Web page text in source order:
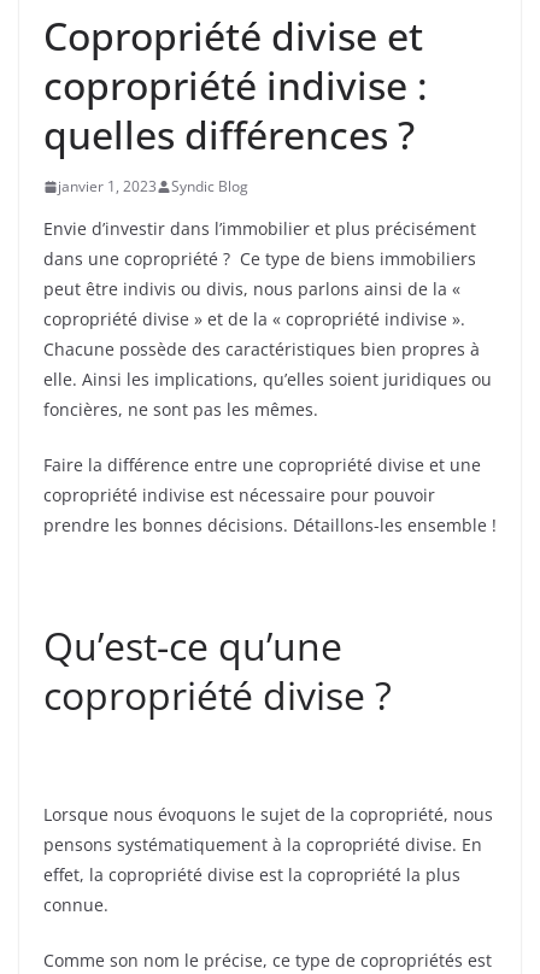
Copropriété divise et
copropriété indivise :
quelles différences ?
janvier 1, 2023 Syndic Blog
Envie d’investir dans l’immobilier et plus précisément
dans une copropriété ? Ce type de biens immobiliers
peut être indivis ou divis, nous parlons ainsi de la «
copropriété divise » et de la « copropriété indivise ».
Chacune possède des caractéristiques bien propres à
elle. Ainsi les implications, qu’elles soient juridiques ou
foncières, ne sont pas les mêmes.
Faire la différence entre une copropriété divise et une
copropriété indivise est nécessaire pour pouvoir
prendre les bonnes décisions. Détaillons-les ensemble !
Qu’est-ce qu’une
copropriété divise ?
Lorsque nous évoquons le sujet de la copropriété, nous
pensons systématiquement à la copropriété divise. En
effet, la copropriété divise est la copropriété la plus
connue.
Comme son nom le précise, ce type de copropriétés est